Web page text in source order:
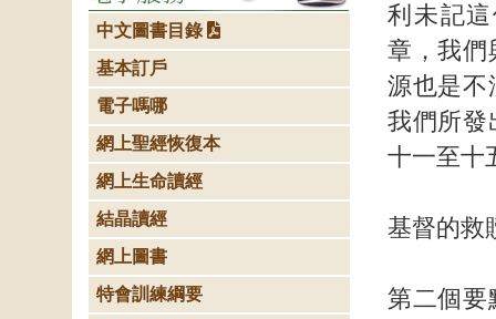
利未記
章，我們
源也是不
我們所發
十一至十
基督的救
第二個要
中文圖書目錄
基本訂戶
電子嗎哪
網上聖經恢復本
網上生命讀經
結晶讀經
網上圖書
特會訓練綱要